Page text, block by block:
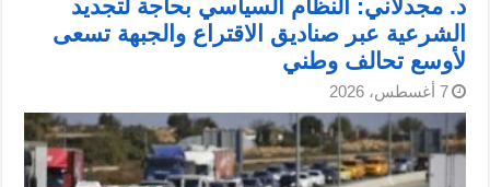
د. مجدلاني: النظام السياسي بحاجة لتجديد
الشرعية عبر صناديق الاقتراع والجبهة تسعى
لأوسع تحالف وطني
7 أغسطس، 2026